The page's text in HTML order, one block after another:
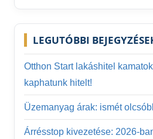
LEGUTÓBBI
Otthon Start lakáshitel
kaphatunk hitelt!
Üzemanyag árak: ismét
Árrésstop kivezetése: 2026-